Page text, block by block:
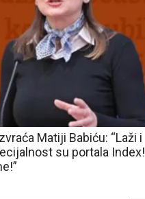
Matiji Babiću: “Laži i
su portala Index!